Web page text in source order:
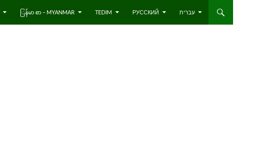
ြန်မာ စာ – MYANMAR TEDIM РУССКИЙ עברית